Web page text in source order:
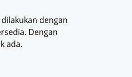
dengan
Dengan
ada.